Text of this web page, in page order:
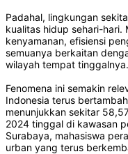
Padahal, lingkungan
kualitas hidup sehari-hari.
kenyamanan, efisiensi
semuanya berkaitan
wilayah tempat tinggalnya.
Fenomena ini semakin
Indonesia terus
menunjukkan sekitar
2024 tinggal di kawasan
Surabaya, mahasiswa
urban yang terus